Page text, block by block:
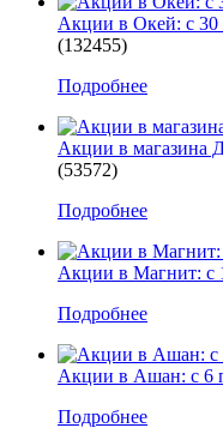
Акции в Окей: с 30
(132455)
Подробнее
Акции в магазина
(53572)
Подробнее
Акции в Магнит: с
Подробнее
Акции в Ашан: с 6
Подробнее